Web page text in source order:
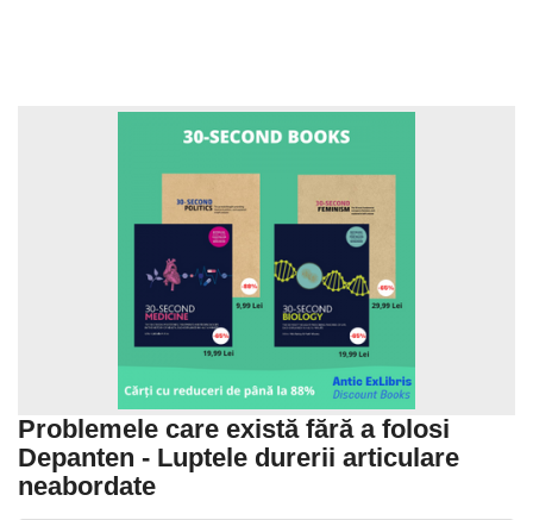
Problemele care există fără a folosi
Depanten - Luptele durerii articulare
neabordate